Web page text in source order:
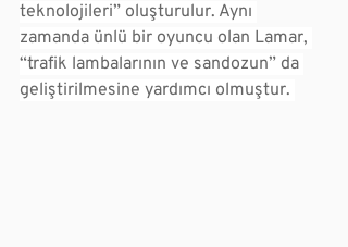
teknolojileri” oluşturulur. Aynı
zamanda ünlü bir oyuncu olan Lamar,
“trafik lambalarının ve sandozun” da
geliştirilmesine yardımcı olmuştur.